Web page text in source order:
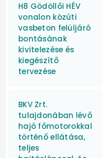
H8 Gödöllői HÉV
vonalon közúti
vasbeton felüljáró
bontásának
kivitelezése és
kiegészítő
tervezése
BKV Zrt.
tulajdonában lévő
hajó főmotorokkal
történő ellátása,
teljes